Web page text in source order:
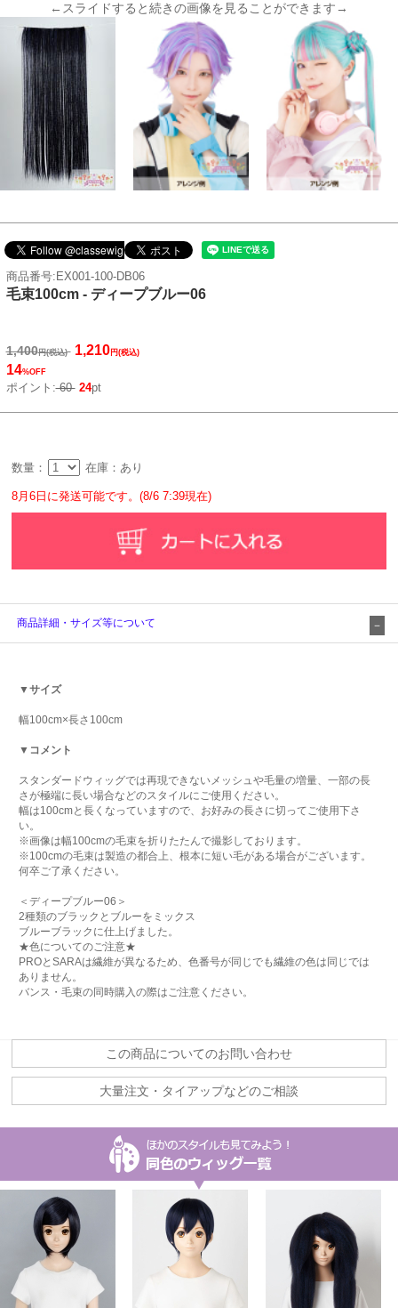
←スライドすると続きの画像を見ることができます→
商品番号:EX001-100-DB06
毛束100cm - ディープブルー06
1,400円(税込) 1,210円(税込)
14%OFF
ポイント:60 24pt
数量： 在庫：あり
8月6日に発送可能です。(8/6 7:39現在)
商品詳細・サイズ等について
▼サイズ
幅100cm×長さ100cm
▼コメント
スタンダードウィッグでは再現できないメッシュや毛量の増量、一部の長
さが極端に長い場合などのスタイルにご使用ください。
幅は100cmと長くなっていますので、お好みの長さに切ってご使用下さ
い。
※画像は幅100cmの毛束を折りたたんで撮影しております。
※100cmの毛束は製造の都合上、根本に短い毛がある場合がございます。
何卒ご了承ください。
＜ディープブルー06＞
2種類のブラックとブルーをミックス
ブルーブラックに仕上げました。
★色についてのご注意★
PROとSARAは繊維が異なるため、色番号が同じでも繊維の色は同じでは
ありません。
バンス・毛束の同時購入の際はご注意ください。
この商品についてのお問い合わせ
大量注文・タイアップなどのご相談